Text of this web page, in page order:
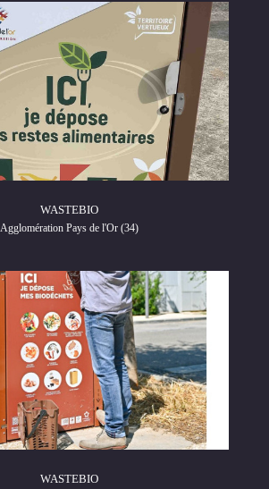
WASTEBIO
Agglomération Pays de l'Or (34)
WASTEBIO